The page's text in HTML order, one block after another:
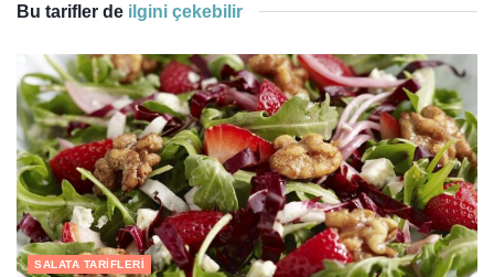
Bu tarifler de ilgini çekebilir
SALATA TARIFLERI